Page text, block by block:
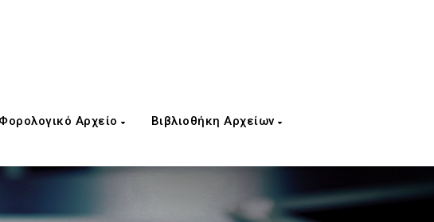
Φορολογικό Αρχείο Βιβλιοθήκη Αρχείων